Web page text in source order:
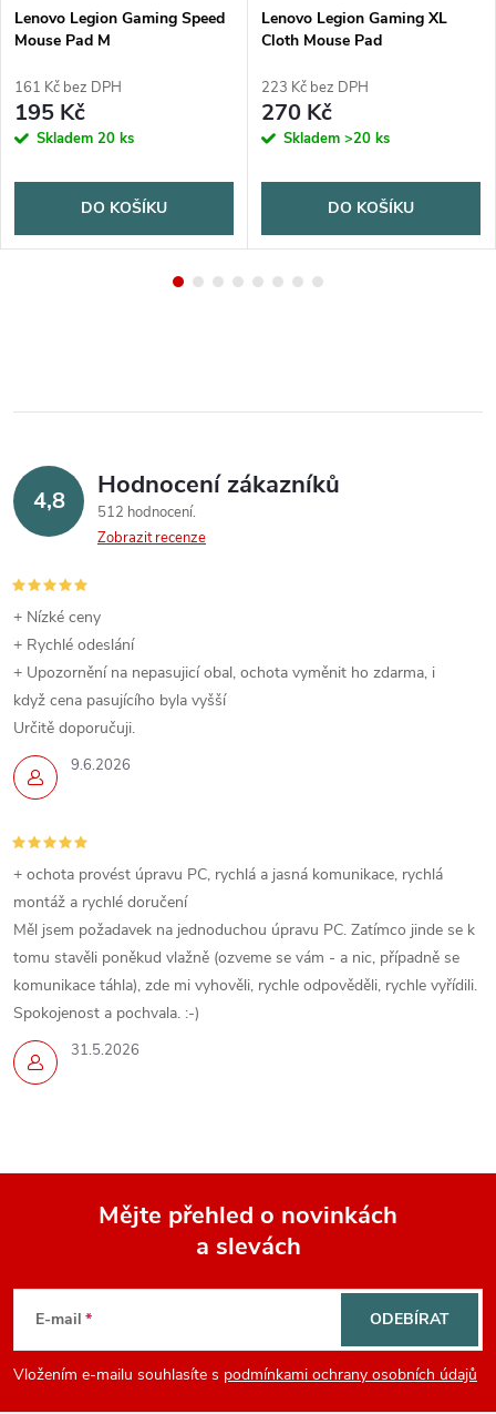
Lenovo Legion Gaming Speed
Mouse Pad M
161 Kč bez DPH
195 Kč
Skladem 20 ks
DO KOŠÍKU
Lenovo Legion Gaming XL
Cloth Mouse Pad
223 Kč bez DPH
270 Kč
Skladem >20 ks
DO KOŠÍKU
4,8 Hodnocení zákazníků
512 hodnocení
Zobrazit recenze
9.6.2026
+ Nízké ceny
+ Rychlé odeslání
+ Upozornění na nepasujicí obal, ochota vyměnit ho zdarma, i
když cena pasujícího byla vyšší
Určitě doporučuji.
31.5.2026
+ ochota provést úpravu PC, rychlá a jasná komunikace, rychlá
montáž a rychlé doručení
Měl jsem požadavek na jednoduchou úpravu PC. Zatímco jinde se k
tomu stavěli poněkud vlažně (ozveme se vám - a nic, případně se
komunikace táhla), zde mi vyhověli, rychle odpověděli, rychle vyřídili.
Spokojenost a pochvala. :-)
p
Mějte přehled o novinkách
a slevách
E-mail
Vložením e-mailu souhlasíte s podmínkami ochrany osobních údajů
ODEBÍRAT